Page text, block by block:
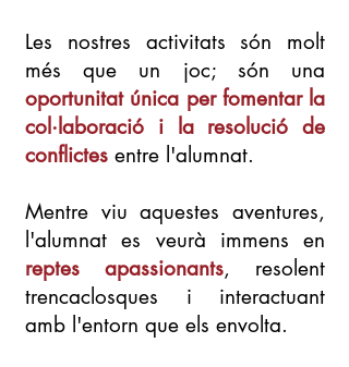
Les nostres activitats són molt
més que un joc; són una
oportunitat única per fomentar la
col·laboració i la resolució de
conflictes entre l'alumnat.
Mentre viu aquestes aventures,
l'alumnat es veurà immens en
reptes apassionants, resolent
trencaclosques i interactuant
amb l'entorn que els envolta.